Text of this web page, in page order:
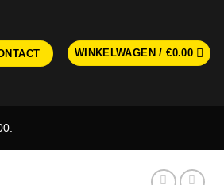
WINKELWAGEN /€0.00